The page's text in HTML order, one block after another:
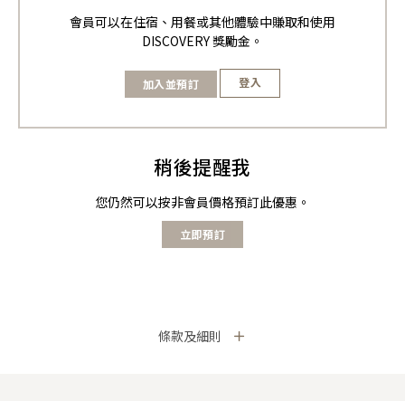
會員可以在住宿、用餐或其他體驗中賺取和使用
DISCOVERY 獎勵金。
加入並預訂 登入
稍後提醒我
您仍然可以按非會員價格預訂此優惠。
立即預訂
條款及細則